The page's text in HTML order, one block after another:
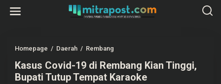
Homepage / Daerah / Rembang
s
u
s
Kasus Covid-19 di Rembang Kian Tinggi,
Bupati Tutup Tempat Karaoke